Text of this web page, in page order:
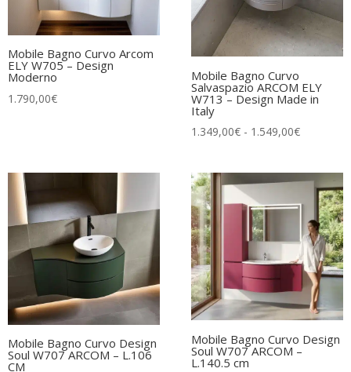
Mobile Bagno Curvo Arcom
ELY W705 – Design
Moderno
1.790,00€
Mobile Bagno Curvo
Salvaspazio ARCOM ELY
W713 – Design Made in
Italy
1.349,00€ - 1.549,00€Fascia
da
1.349,00€
1.549,00€
Mobile Bagno Curvo Design
Soul W707 ARCOM – L.106
CM
Mobile Bagno Curvo Design
Soul W707 ARCOM –
L.140.5 cm